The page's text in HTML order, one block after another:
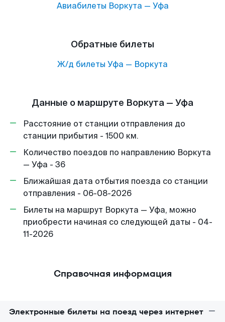
Авиабилеты Воркута — Уфа
Обратные билеты
Ж/д билеты Уфа — Воркута
Данные о маршруте Воркута — Уфа
Расстояние от станции отправления до
станции прибытия - 1500 км.
Количество поездов по направлению Воркута
— Уфа - 36
Ближайшая дата отбытия поезда со станции
отправления - 06-08-2026
Билеты на маршрут Воркута — Уфа, можно
приобрести начиная со следующей даты - 04-
11-2026
Справочная информация
Электронные билеты на поезд через интернет